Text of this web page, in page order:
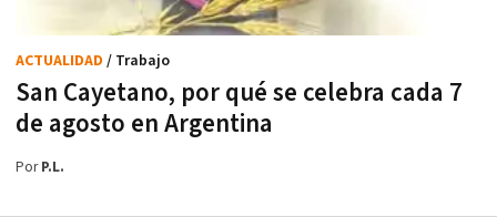
San Cayetano, por qué se celebra cada 7
de agosto en Argentina
ACTUALIDAD / Trabajo
PorP.L.